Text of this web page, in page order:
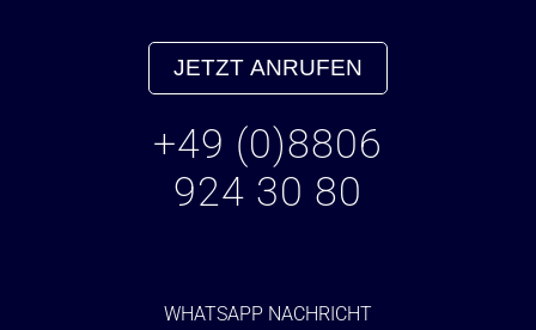
JETZT ANRUFEN
+49 (0)8806
924 30 80
WHATSAPP NACHRICHT